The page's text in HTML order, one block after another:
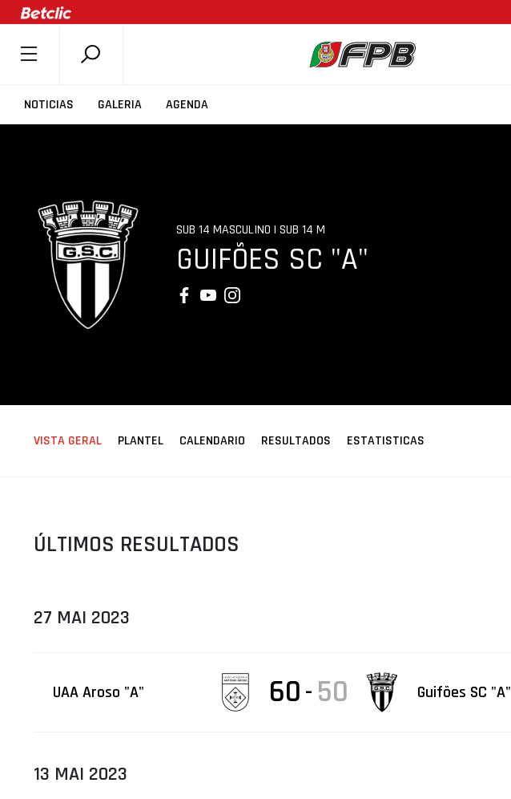
NOTICIAS GALERIA AGENDA
SOBRE A FPB
DOCUMENTOS
ASSOCIAÇÕES
CLUBES
AGENTES
AGENDA
SELEÇÕES
PROJETOS
SUB 14 MASCULINO | SUB 14 M
GUIFÕES SC "A"
VISTA GERAL PLANTEL CALENDARIO RESULTADOS ESTATISTICAS
ÚLTIMOS RESULTADOS
27 MAI 2023
UAA Aroso "A" 60 - 50 Guifões SC "A"
13 MAI 2023